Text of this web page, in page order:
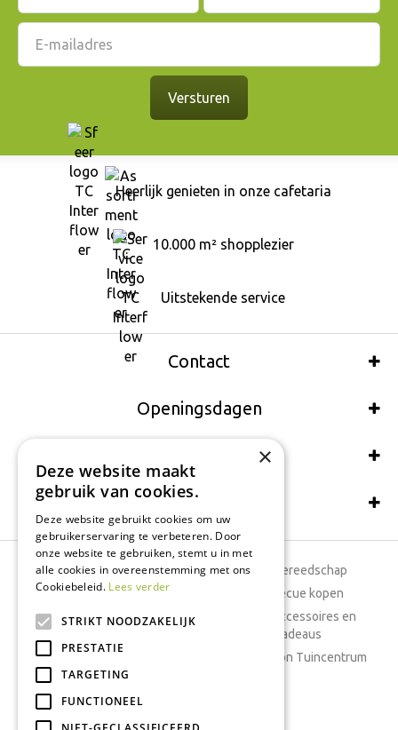
Heerlijk genieten in onze cafetaria
10.000 m² shopplezier
Uitstekende service
Contact
Openingsdagen
Wij accepteren ook:
Schrijf een recensie
Tuincentrum
Dierenwinkel
Tuinplanten
Tuingereedschap
Barbecue kopen
Woonaccessoires en
cadeaus
Cadeaubon Tuincentrum
Kamerplanten
Moestuin
Boeketten
×
Deze website maakt
gebruik van cookies.
Deze website gebruikt cookies om uw
gebruikerservaring te verbeteren. Door
onze website te gebruiken, stemt u in met
alle cookies in overeenstemming met ons
Cookiebeleid. Lees verder
STRIKT NOODZAKELIJK
PRESTATIE
TARGETING
FUNCTIONEEL